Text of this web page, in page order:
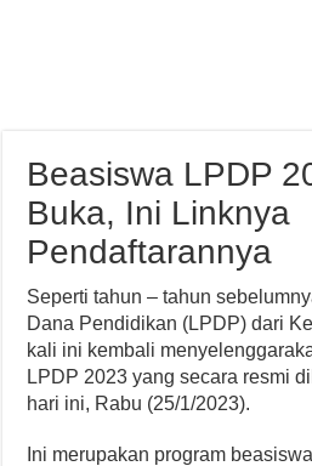
Beasiswa LPDP
Buka, Ini Linknya
Pendaftarannya
Seperti tahun – tahun
Dana Pendidikan (LPDP) dari
kali ini kembali
LPDP 2023 yang secara resmi
hari ini, Rabu (25/1/2023).
Ini merupakan program